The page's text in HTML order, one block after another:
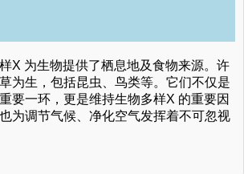
X 为生物提供了栖息地及食物来源。许
为生，包括昆虫、鸟类等。它们不仅是
要一环，更是维持生物多样X 的重要因
为调节气候、净化空气发挥着不可忽视